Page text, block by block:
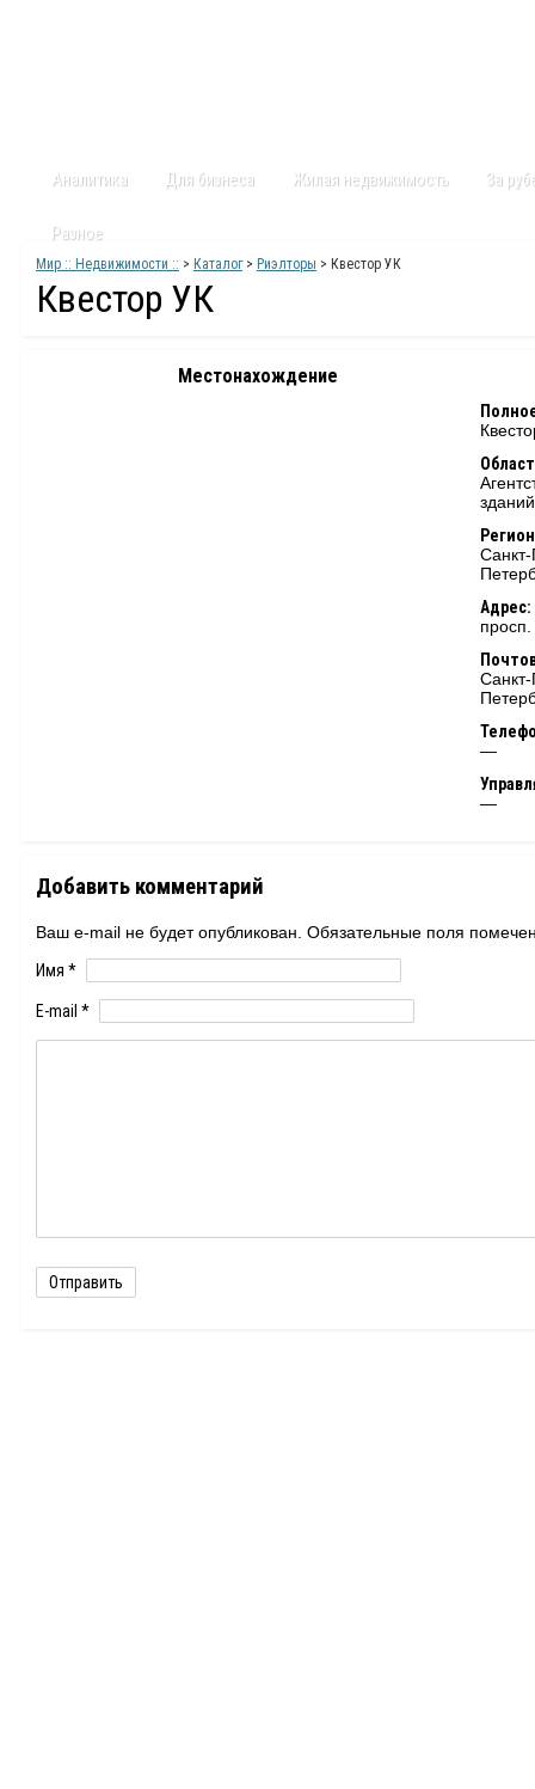
Аналитика Для бизнеса Жилая недвижимость За
Разное
Мир :: Недвижимости :: > Каталог> Риэлторы > Квестор УК
Квестор УК
Местонахождение
зданий
Санкт-
Адрес:
Санкт-
—
—
Добавить комментарий
Ваш e-mail не будет опубликован. Обязательные поля
Имя *
E-mail *